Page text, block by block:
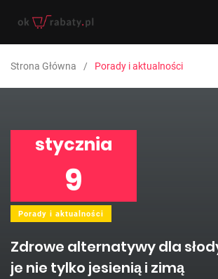
Strona Główna Porady i aktualności
stycznia
9
Porady i aktualności
Zdrowe alternatywy dla
je nie tylko jesienią i zimą